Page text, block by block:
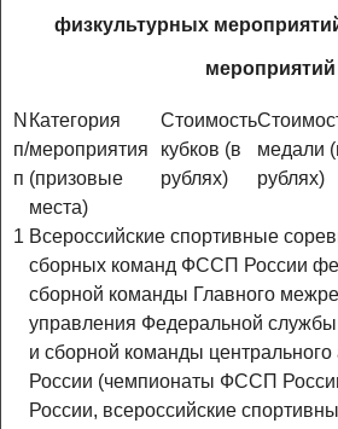
физкультурных
мероприятий
N
п/
п
Категория
мероприятия
(призовые
места)
Стоимость
кубков (в
рублях)
медали
рублях)
1 Всероссийские спортивные
сборных команд ФССП России
сборной команды Главного
управления Федеральной
и сборной команды
России (чемпионаты ФССП
России, всероссийские